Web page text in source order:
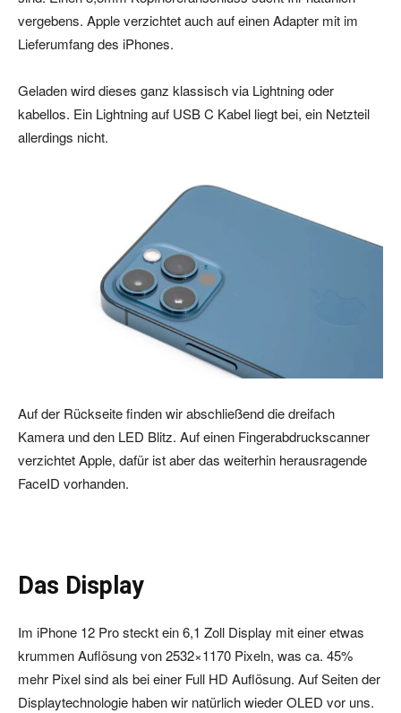
vergebens. Apple verzichtet auch auf einen Adapter mit im
Lieferumfang des iPhones.
Geladen wird dieses ganz klassisch via Lightning oder
kabellos. Ein Lightning auf USB C Kabel liegt bei, ein Netzteil
allerdings nicht.
Auf der Rückseite finden wir abschließend die dreifach
Kamera und den LED Blitz. Auf einen Fingerabdruckscanner
verzichtet Apple, dafür ist aber das weiterhin herausragende
FaceID vorhanden.
Das Display
Im iPhone 12 Pro steckt ein 6,1 Zoll Display mit einer etwas
krummen Auflösung von 2532×1170 Pixeln, was ca. 45%
mehr Pixel sind als bei einer Full HD Auflösung. Auf Seiten der
Displaytechnologie haben wir natürlich wieder OLED vor uns.